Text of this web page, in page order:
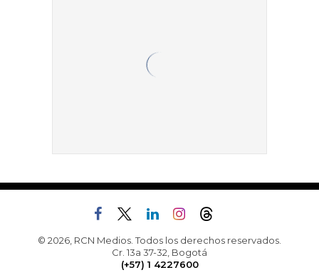
© 2026, RCN Medios. Todos los derechos reservados.
Cr. 13a 37-32, Bogotá
(+57) 1 4227600